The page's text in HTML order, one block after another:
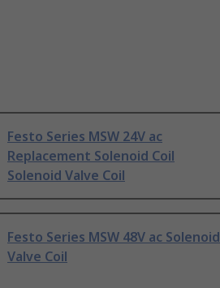
Festo Series MSW 24V ac
Replacement Solenoid Coil
Solenoid Valve Coil
Festo Series MSW 48V ac Solenoid
Valve Coil